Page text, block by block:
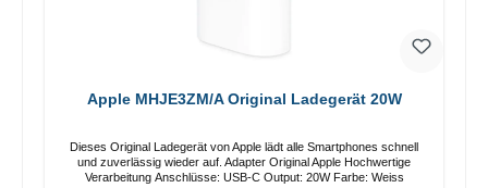
Apple MHJE3ZM/A Original Ladegerät 20W
Dieses Original Ladegerät von Apple lädt alle Smartphones schnell
und zuverlässig wieder auf. Adapter Original Apple Hochwertige
Verarbeitung Anschlüsse: USB-C Output: 20W Farbe: Weiss